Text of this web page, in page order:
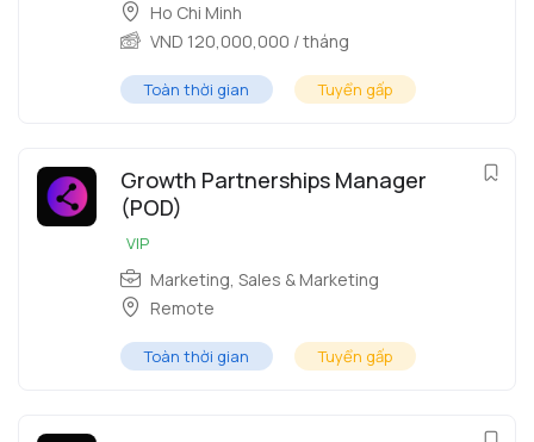
Ho Chi Minh
VND 120,000,000 / tháng
Toàn thời gian Tuyển gấp
Growth Partnerships Manager
(POD)
VIP
Marketing, Sales & Marketing
Remote
Toàn thời gian Tuyển gấp